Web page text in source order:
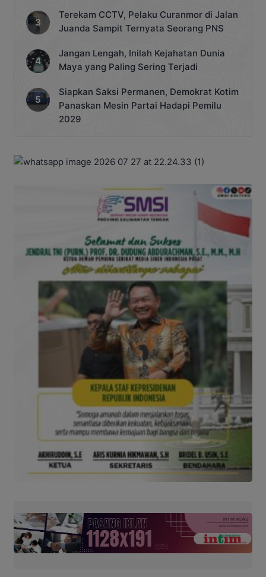
Terekam CCTV, Pelaku Curanmor di Jalan
Juanda Sampit Ternyata Seorang PNS
Jangan Lengah, Inilah Kejahatan Dunia
Maya yang Paling Sering Terjadi
Siapkan Saksi Permanen, Demokrat Kotim
Panaskan Mesin Partai Hadapi Pemilu
2029